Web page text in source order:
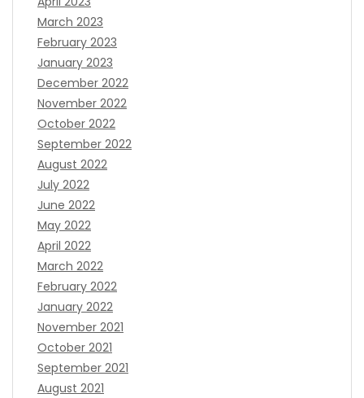
March 2023
February 2023
January 2023
December 2022
November 2022
October 2022
September 2022
August 2022
July 2022
June 2022
May 2022
April 2022
March 2022
February 2022
January 2022
November 2021
October 2021
September 2021
August 2021